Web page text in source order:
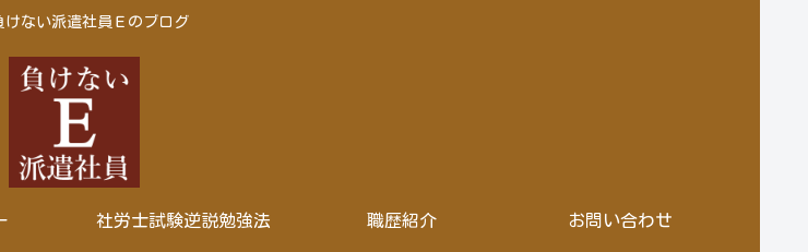
けない派遣社員Ｅのブログ
社労士試験逆説勉強法 職歴紹介 お問い合わせ